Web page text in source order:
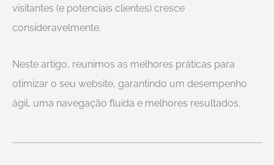
visitantes (e potenciais clientes) cresce
consideravelmente.
Neste artigo, reunimos as melhores práticas para
otimizar o seu website, garantindo um desempenho
ágil, uma navegação fluída e melhores resultados.